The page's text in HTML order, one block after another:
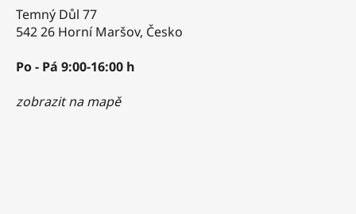
Temný Důl 77
542 26 Horní Maršov, Česko
Po - Pá 9:00-16:00 h
zobrazit na mapě